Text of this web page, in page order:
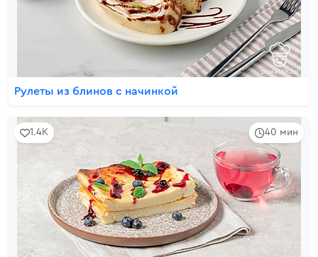
Рулеты из блинов с начинкой
40 мин
1.4K